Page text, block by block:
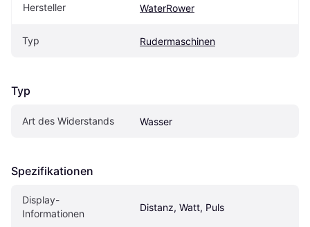
Hersteller WaterRower
Typ Rudermaschinen
Typ
Art des Widerstands Wasser
Spezifikationen
Display-
Informationen
Distanz, Watt, Puls